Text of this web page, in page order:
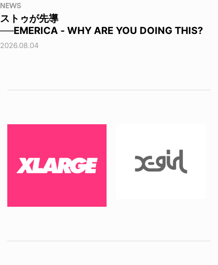
NEWS
ストゥが先導
──EMERICA - WHY ARE YOU DOING THIS?
2026.08.04